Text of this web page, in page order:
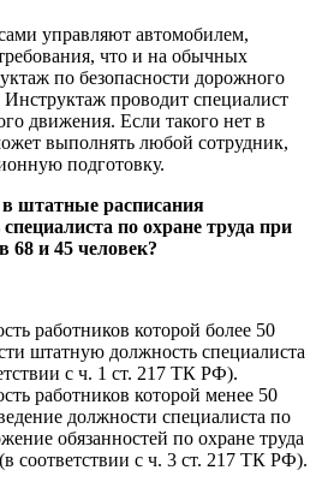
управляют автомобилем,
что и на обычных
по безопасности дорожного
проводит специалист
движения. Если такого нет в
выполнять любой сотрудник,
подготовку.
штатные расписания
по охране труда при
68 и 45 человек?
работников которой более 50
штатную должность специалиста
с ч. 1 ст. 217 ТК РФ).
работников которой менее 50
должности специалиста по
обязанностей по охране труда
соответствии с ч. 3 ст. 217 ТК РФ).